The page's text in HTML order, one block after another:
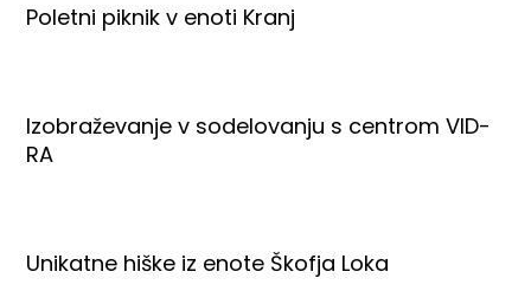
Poletni piknik v enoti Kranj
Izobraževanje v sodelovanju s centrom VID-
RA
Unikatne hiške iz enote Škofja Loka